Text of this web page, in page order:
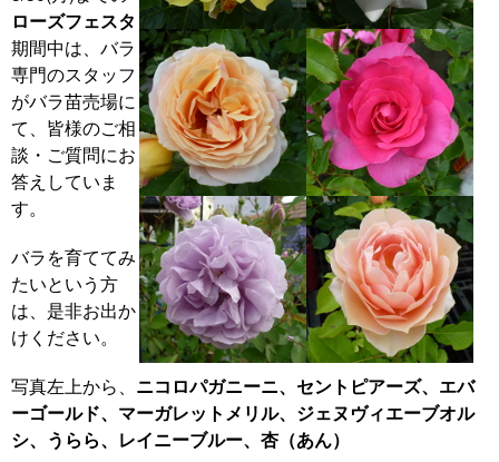
ローズフェスタ
期間中は、バラ
専門のスタッフ
がバラ苗売場に
て、皆様のご相
談・ご質問にお
答えしていま
す。
バラを育ててみ
たいという方
は、是非お出か
けください。
写真左上から、 ニコロパガニーニ、セントピアーズ、エバ
ーゴールド、マーガレットメリル、ジェヌヴィエーブオル
シ、うらら、レイニーブルー、杏（あん）